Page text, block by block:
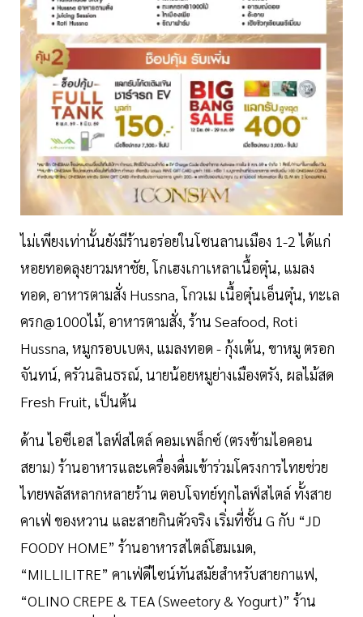
ไม่เพียงเท่านั้นยังมีร้านอร่อยในโซนลานเมือง 1-2 ได้แก่
หอยทอดลุงยาวมหาชัย, โกเฮงเกาเหลาเนื้อตุ๋น, แมลง
ทอด, อาหารตามสั่ง Hussna, โกวเม เนื้อตุ๋นเอ็นตุ๋น, ทะเล
ครก@1000ไม้, อาหารตามสั่ง, ร้าน Seafood, Roti
Hussna, หมูกรอบเบตง, แมลงทอด - กุ้งเต้น, ขาหมู ตรอก
จันทน์, ครัวนลินธรณ์, นายน้อยหมูย่างเมืองตรัง, ผลไม้สด
Fresh Fruit, เป็นต้น
ด้าน ไอซีเอส ไลฟ์สไตล์ คอมเพล็กซ์ (ตรงข้ามไอคอน
สยาม) ร้านอาหารและเครื่องดื่มเข้าร่วมโครงการไทยช่วย
ไทยพลัสหลากหลายร้าน ตอบโจทย์ทุกไลฟ์สไตล์ ทั้งสาย
คาเฟ่ ของหวาน และสายกินตัวจริง เริ่มที่ชั้น G กับ “JD
FOODY HOME” ร้านอาหารสไตล์โฮมเมด,
“MILLILITRE” คาเฟ่ดีไซน์ทันสมัยสำหรับสายกาแฟ,
“OLINO CREPE & TEA (Sweetory & Yogurt)” ร้าน